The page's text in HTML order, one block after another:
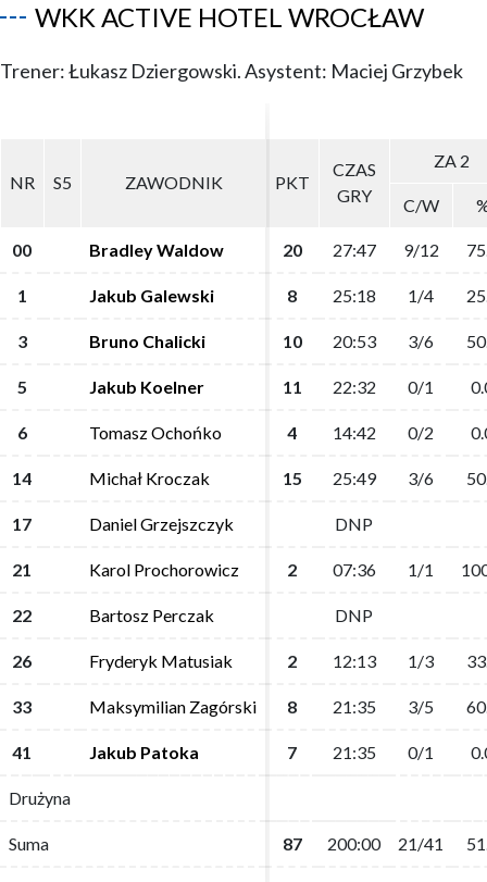
WKK ACTIVE HOTEL WROCŁAW
Trener: Łukasz Dziergowski. Asystent: Maciej Grzybek
NR S5 ZAWODNIK PKT
CZAS
GRY
ZA 2
C/W
00 Bradley Waldow 20 27:47 9/12
1 Jakub Galewski 8 25:18 1/4
3 Bruno Chalicki 10 20:53 3/6
5 Jakub Koelner 11 22:32 0/1
6 Tomasz Ochońko 4 14:42 0/2
14 Michał Kroczak 15 25:49 3/6
17 Daniel Grzejszczyk DNP
21 Karol Prochorowicz 2 07:36 1/1
22 Bartosz Perczak DNP
26 Fryderyk Matusiak 2 12:13 1/3
33 Maksymilian Zagórski 8 21:35 3/5
41 Jakub Patoka 7 21:35 0/1
Drużyna
Suma 87 200:00 21/41
NR S5 ZAWODNIK PKT
CZAS
GRY
ZA 2
C/W
00 Bradley Waldow 20 27:47 9/12
1 Jakub Galewski 8 25:18 1/4
3 Bruno Chalicki 10 20:53 3/6
5 Jakub Koelner 11 22:32 0/1
6 Tomasz Ochońko 4 14:42 0/2
14 Michał Kroczak 15 25:49 3/6
17 Daniel Grzejszczyk DNP
21 Karol Prochorowicz 2 07:36 1/1
22 Bartosz Perczak DNP
26 Fryderyk Matusiak 2 12:13 1/3
33 Maksymilian Zagórski 8 21:35 3/5
41 Jakub Patoka 7 21:35 0/1
Drużyna
Suma 87 200:00 21/41